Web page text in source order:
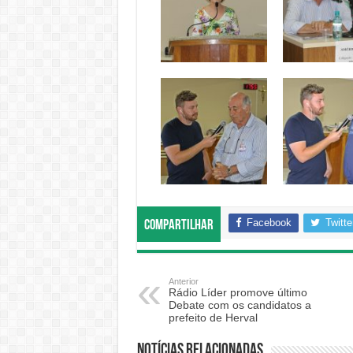
Compartilhar Facebook
Anterior
Rádio Líder promove último
Debate com os candidatos a
prefeito de Herval